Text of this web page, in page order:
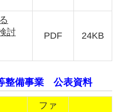
討
PDF 24KB
整備事業 公表資料
ファ